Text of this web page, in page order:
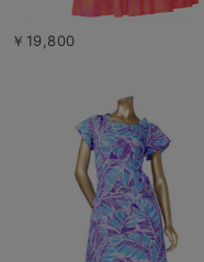
￥19,800